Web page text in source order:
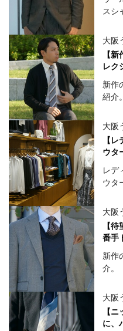
スシ
大阪
【
レク
新作
紹介。
大阪
【
ウタ
レデ
ウタ
大阪
【
番手
新作
介。
大阪
【
に、